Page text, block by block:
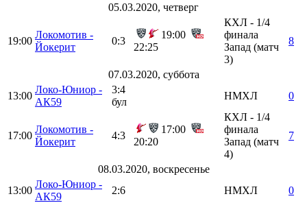
05.03.2020, четверг
19:00
Локомотив -
Йокерит
0:3
19:00
22:25
КХЛ - 1/4
финала
Запад (матч
3)
8
07.03.2020, суббота
13:00
Локо-Юниор -
АК59
3:4
бул
НМХЛ 0
17:00
Локомотив -
Йокерит
4:3
17:00
20:20
КХЛ - 1/4
финала
Запад (матч
4)
7
08.03.2020, воскресенье
13:00
Локо-Юниор -
АК59
2:6 НМХЛ
0